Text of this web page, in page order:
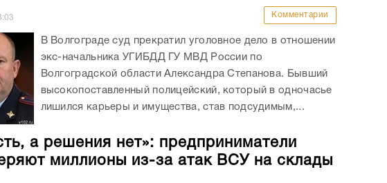
Комментарии
В Волгограде суд прекратил уголовное дело в отношении
экс-начальника УГИБДД ГУ МВД России по
Волгоградской области Александра Степанова. Бывший
высокопоставленный полицейский, который в одночасье
лишился карьеры и имущества, став подсудимым,...
а решения нет»: предприниматели
миллионы из-за атак ВСУ на склады